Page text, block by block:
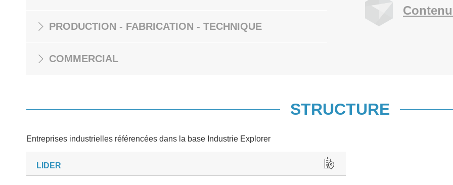
PRODUCTION - FABRICATION - TECHNIQUE
COMMERCIAL
STRUCTURE
Entreprises industrielles référencées dans la base Industrie Explorer
LIDER